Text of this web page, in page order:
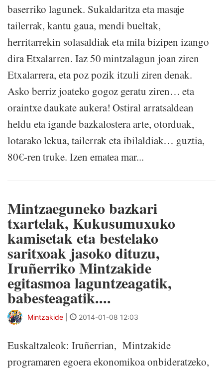
baserriko lagunek. Sukaldaritza eta masaje
tailerrak, kantu gaua, mendi bueltak,
herritarrekin solasaldiak eta mila bizipen izango
dira Etxalarren. Iaz 50 mintzalagun joan ziren
Etxalarrera, eta poz pozik itzuli ziren denak.
Asko berriz joateko gogoz geratu ziren… eta
oraintxe daukate aukera! Ostiral arratsaldean
heldu eta igande bazkalostera arte, otorduak,
lotarako lekua, tailerrak eta ibilaldiak… guztia,
80€-ren truke. Izen ematea mar...
Mintzaeguneko bazkari
txartelak, Kukusumuxuko
kamisetak eta bestelako
saritxoak jasoko dituzu,
Iruñerriko Mintzakide
egitasmoa laguntzeagatik,
babesteagatik....
Mintzakide 2014-01-08 12:03
Euskaltzaleok: Iruñerrian, Mintzakide
programaren egoera ekonomikoa onbideratzeko,